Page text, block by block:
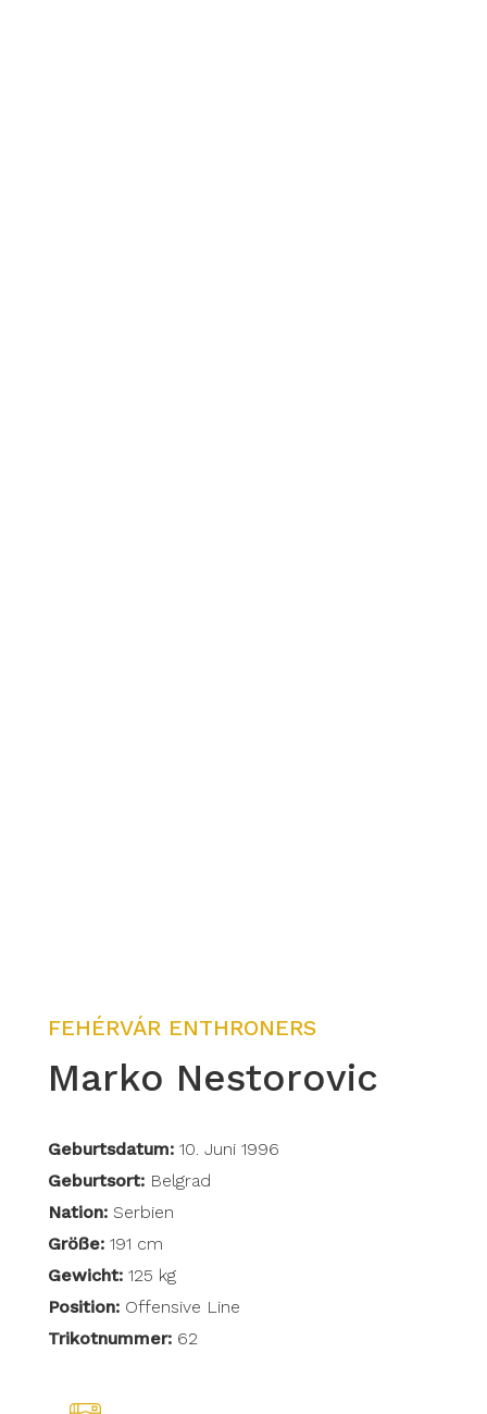
FEHÉRVÁR ENTHRONERS
Marko Nestorovic
Geburtsdatum: 10. Juni 1996
Geburtsort: Belgrad
Nation:Serbien
Größe:191 cm
Gewicht:125 kg
Position:Offensive Line
Trikotnummer: 62